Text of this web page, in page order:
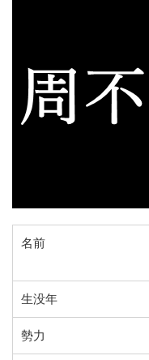
名前
生没年
勢力